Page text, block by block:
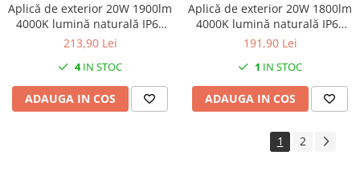
Aplică de exterior 20W 1900lm
4000K lumină naturală IP65
cu senzor de mișcare
213,90 Lei
4IN STOC
ADAUGA IN COS
Aplică de exterior 20W 1800lm
4000K lumină naturală IP65
cu senzor de mișcare,
9m
191,90 Lei
1 IN STOC
ADAUGA IN COS
1 2